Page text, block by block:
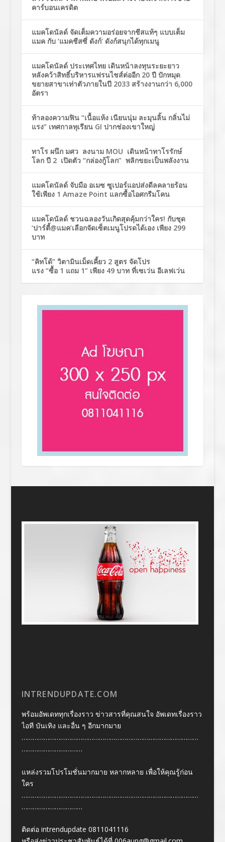
คาร์บอนเครดิต
แมคโดนัลด์ จัดเต็มความอร่อยจากชีสแท้ๆ แบบเต็ม
แมค กับ ‘แมคชีสซี่ ดังก์’ ดังก์สนุกได้ทุกเมนู
แมคโดนัลด์ ประเทศไทย เดินหน้าลงทุนระยะยาว
หลังคว้าสิทธิ์บริหารแฟรนไชส์ต่ออีก 20 ปี ปักหมุด
ขยายสาขาเท่าตัวภายในปี 2033 สร้างงานกว่า 6,000
อัตรา
ท้าลองความฟิน “เนื้อแห้ง เนียนนุ่ม ละมุนลิ้น กลิ่นไม่
แรง” เทศกาลทุเรียน GI ปากช่องเขาใหญ่
ทาโร ผนึก มศว ลงนาม MOU เดินหน้าทาโรรักษ์
โลก ปี 2 เปิดตัว “กล่องกู้โลก” พลิกขยะเป็นพลังงาน
แมคโดนัลด์ จับมือ อเมซ ซูเปอร์แอปส่งดีลคลายร้อน
ใช้เพียง 1 Amaze Point แลกซื้อไอศกรีมโคน
แมคโดนัลด์ ชวนฉลองวันเกิดสุดคุ้มกว่าใคร! กับชุด
‘ปาร์ตี้@แมค’เลือกจัดเซ็ตเมนูโปรดได้เอง เพียง 299
บาท
“คิทโด้” วิตามินเม็ดเคี้ยว 2 สูตร จัดโปร
แรง “ซื้อ 1 แถม 1” เพียง 49 บาท ที่เซเว่น อีเลฟเว่น
INTRENDUPDATE.COM
พร้อมอัพเดททุกเรื่องราว ข่าวสารที่คุณสนใจ อัพเดทเรื่องราว
ไอที บันเทิง และอื่น ๆ อีกมากมาย
……………………………………………………………………………………
……………………………
แหล่งรวมโปรโมชั่นมากมาย หลากหลาย เพื่อให้คุณรู้ก่อน
ใคร
……………………………………………………………………………………
……………………………
ติดต่อ intrendupdate 0811041116